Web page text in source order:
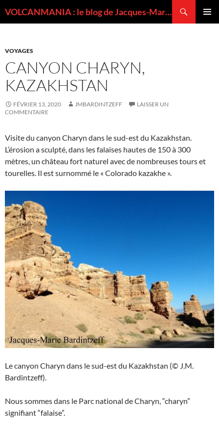
VOLCANMANIA : le blog de Jacques-Marie BARDINTZEFF, volcanologue
VOYAGES
CANYON CHARYN,
KAZAKHSTAN
FÉVRIER 13, 2020 JMBARDINTZEFF
LAISSER UN
COMMENTAIRE
Visite du canyon Charyn dans le sud-est du Kazakhstan.
L’érosion a sculpté, dans les falaises hautes de 150 à 300
mètres, un château fort naturel avec de nombreuses tours et
tourelles. Il est surnommé le « Colorado kazakhe ».
Le canyon Charyn dans le sud-est du Kazakhstan (© J.M.
Bardintzeff).
Nous sommes dans le Parc national de Charyn, “charyn”
signifiant “falaise”.